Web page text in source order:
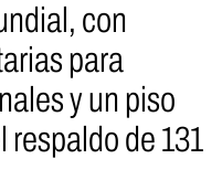
con
para
y un piso
respaldo de 131